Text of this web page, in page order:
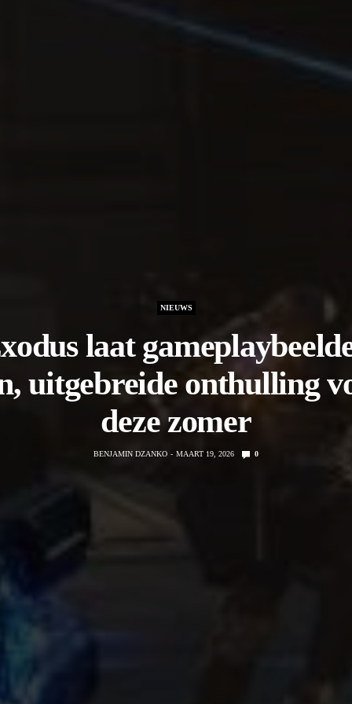
NIEUWS
laat
uitgebreide onthulling
deze zomer
BENJAMIN DZANKO MAART 19, 2026 0